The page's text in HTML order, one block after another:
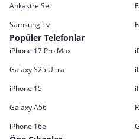
Ankastre Set
Samsung Tv
Popüler Telefonlar
iPhone 17 Pro Max
Galaxy S25 Ultra
iPhone 15
Galaxy A56
iPhone 16e